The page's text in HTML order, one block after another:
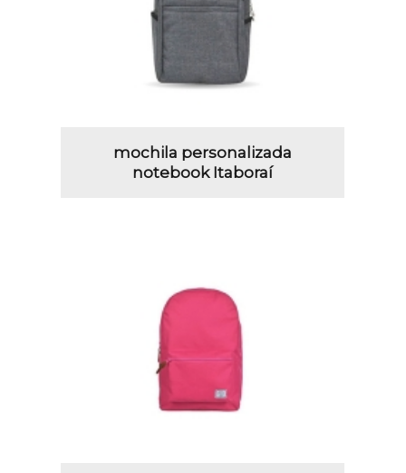
mochila personalizada
notebook Itaboraí